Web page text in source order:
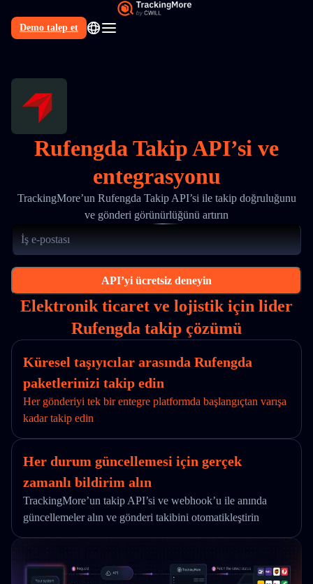
Demo talep et
Rufengda Takip API’si ve
entegrasyonu
TrackingMore’un Rufengda Takip API’si ile takip doğruluğunu
ve gönderi görünürlüğünü artırın
API’yi ücretsiz deneyin
Elektronik ticaret ve lojistik için lider
Rufengda takip çözümü
Küresel taşıyıcılar arasında Rufengda
paketlerinizi takip edin
Her gönderiyi tek bir entegre platformda başlangıçtan varışa
kadar takip edin
Her durum güncellemesi için gerçek
zamanlı bildirim alın
TrackingMore’un takip API’si ve webhook’u ile anında
güncellemeler alın ve gönderi takibini otomatikleştirin